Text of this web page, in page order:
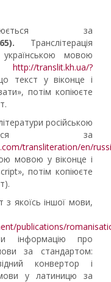
за
Транслітерація
мовою
http://translit.kh.ua/?
текст у віконце і
потім копіюєте
російською
за
transliteration/en/
мовою у віконце і
потім копіюєте
з якоїсь іншої мови,
publications/
інформацію про
за стандартом:
конвертор і
у латиницю за